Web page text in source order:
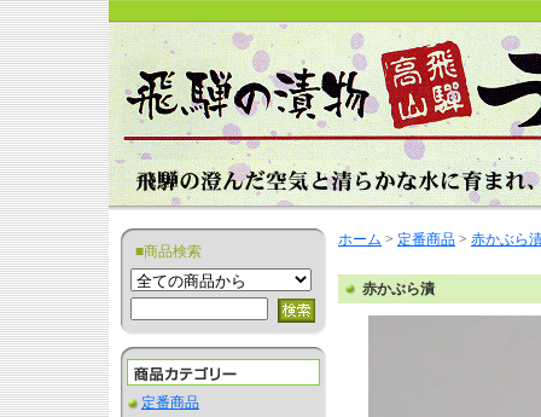
■商品検索
定番商品
ホーム > 定番商品 > 赤かぶら
赤かぶら漬